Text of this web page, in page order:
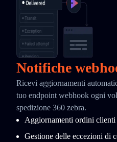
Notifiche
Ricevi aggiornamenti
tuo endpoint webhook ogni
spedizione 360 zebra.
Aggiornamenti ordini clienti
Gestione delle eccezioni di